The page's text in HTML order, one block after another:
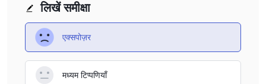
लिखें समीक्षा
एक्सपोज़र
मध्यम टिप्पणियाँ